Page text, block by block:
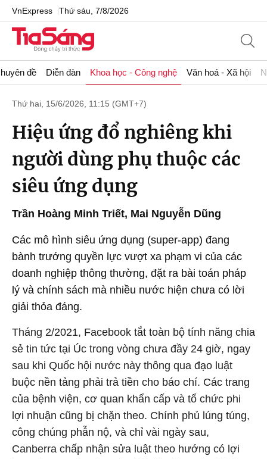
VnExpress Thứ sáu, 7/8/2026
đề Diễn đàn Khoa học - Công nghệ Văn hoá - Xã hội
Thứ hai, 15/6/2026, 11:15 (GMT+7)
Hiệu ứng đổ nghiêng khi
người dùng phụ thuộc các
siêu ứng dụng
Trần Hoàng Minh Triết, Mai Nguyễn Dũng
Các mô hình siêu ứng dụng (super-app) đang
bành trướng quyền lực vượt xa phạm vi của các
doanh nghiệp thông thường, đặt ra bài toán pháp
lý và chính sách mà nhiều nước hiện chưa có lời
giải thỏa đáng.
Tháng 2/2021, Facebook tắt toàn bộ tính năng chia
sẻ tin tức tại Úc trong vòng chưa đầy 24 giờ, ngay
sau khi Quốc hội nước này thông qua đạo luật
buộc nền tảng phải trả tiền cho báo chí. Các trang
của bệnh viện, cơ quan khẩn cấp và tổ chức phi
lợi nhuận cũng bị chặn theo. Chính phủ lúng túng,
công chúng phẫn nộ, và chỉ vài ngày sau,
Canberra chấp nhận sửa luật theo hướng có lợi